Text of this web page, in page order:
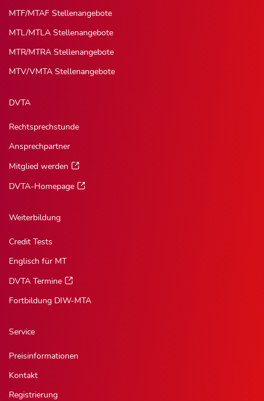
MTF/MTAF Stellenangebote
MTL/MTLA Stellenangebote
MTR/MTRA Stellenangebote
MTV/VMTA Stellenangebote
DVTA
Rechtsprechstunde
Ansprechpartner
Mitglied werden
DVTA-Homepage
Weiterbildung
Credit Tests
Englisch für MT
DVTA Termine
Fortbildung DIW-MTA
Service
Preisinformationen
Kontakt
Registrierung